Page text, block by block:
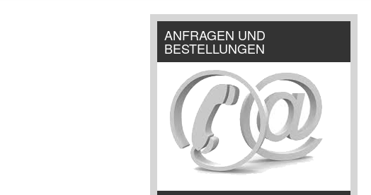
ANFRAGEN UND
BESTELLUNGEN